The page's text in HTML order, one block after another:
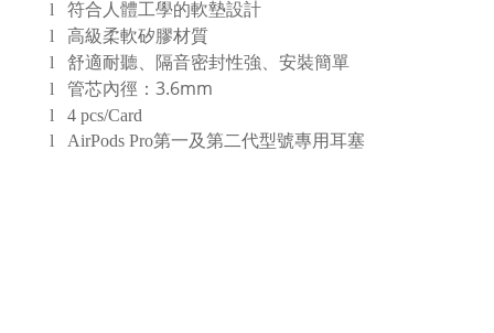
l
符合人體工學的軟墊設計
l
高級柔軟矽膠材質
l
舒適耐聽、隔音密封性強、安裝簡單
l
管芯內徑： 3.6mm
l
4 pcs/Card
l
AirPods Pro第一及第二代型號專用耳塞